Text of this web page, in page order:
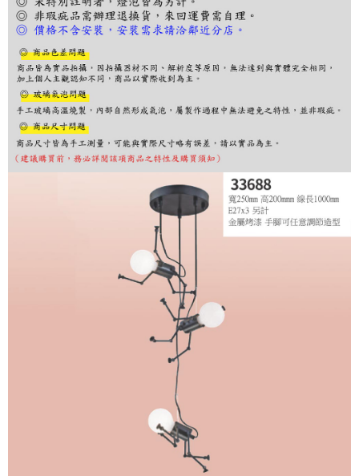
１．於結帳方式選擇「AFTEE先享後付」後，將跳轉至「AFTEE先享後付」
結帳頁面，進行簡訊認證並確認金額後，即可完成結帳。
２．訂單成立數日內，您將收到繳費通知簡訊。
３．收到繳費通知簡訊後14天內，點擊此簡訊中的連結，可透過四大超商／
ATM／網路銀行／等多元方式進行付款，方視為交易完成。
※ 請注意：結帳手續完成當下不需立刻繳費，但若您需要取消訂單，請聯絡
購買商品的店家。未經商家同意取消之訂單仍視為有效，需透過AFTEE先享
後付繳納相關費用。
※ 交易是否成功請以「AFTEE先享後付 」之結帳頁面顯示為準，若有關於
是否繳費成功／繳費後需取消欲退款等相關疑問，請聯繫「AFTEE先享後付
客戶支援中心」
https://netprotections.freshdesk.com/support/home
１．透過由恩沛科技股份有限公司提供之「AFTEE先享後付」服務完成之交
易，需依本服務之必要範圍內提供個人資料，並將交易相關給付款項請求債
權轉讓予恩沛科技股份有限公司。
２．關於個人資料處理事宜，請瀏覽以下網址：
https://aftee.tw/terms/#terms3
３．未成年的使用者請事先徵得法定代理人或監護人之同意方可使用
「AFTEE先享後付」，若未經同意申辦者引起之損失，本公司不負相關責
４．使用「AFTEE先享後付」時，將依據個別帳號之用戶狀況，依本公司即
時審查核予不同之上限額度；若仍有額度不足之情形，本公司將視審查結果
５．嚴禁一人註冊多個帳號或使用他人資訊註冊。若發現惡意使用之情形，
恩沛科技股份有限公司將有權停止該用戶之使用額度並採取法律行動。